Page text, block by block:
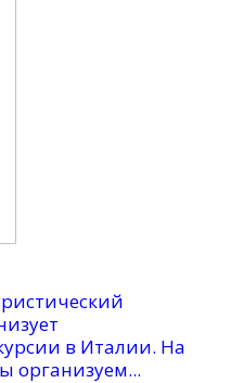
в Италии. На
организуем...